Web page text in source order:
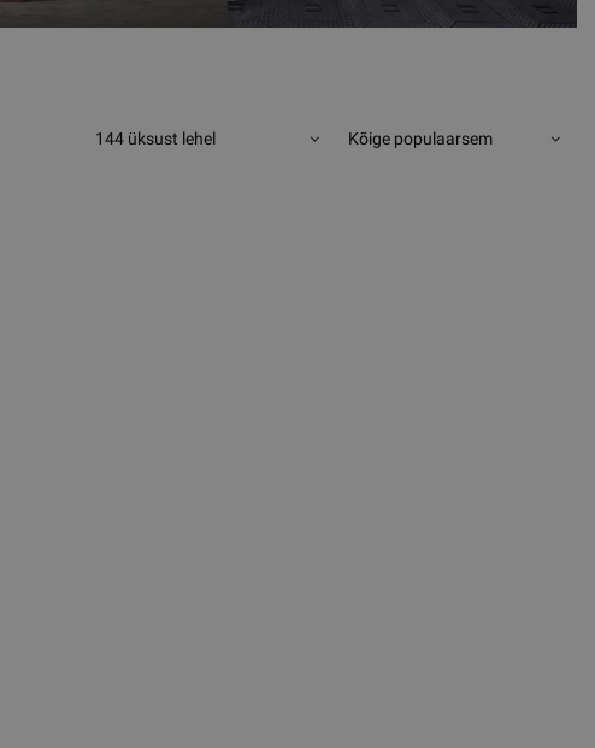
144 üksust lehel Kõige populaarsem